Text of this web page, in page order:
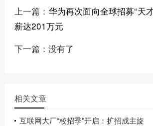
上一篇： 华为再次面向全球招募“天
薪达201万元
下一篇：没有了
相关文章
互联网大厂“校招季”开启：扩招成主旋